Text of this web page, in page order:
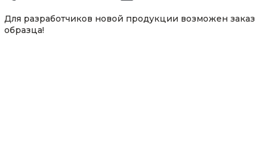
Для разработчиков новой продукции возможен заказ
образца!